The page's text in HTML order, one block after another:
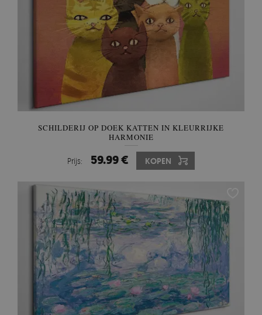
SCHILDERIJ OP DOEK KATTEN IN KLEURRIJKE
HARMONIE
Prijs: 59.99 € KOPEN